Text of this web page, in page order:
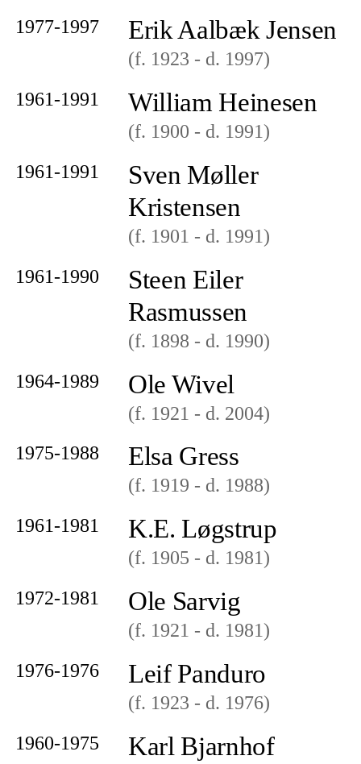
1977-1997 Erik Aalbæk Jensen
(f. 1923 - d. 1997)
1961-1991
William Heinesen
(f. 1900 - d. 1991)
1961-1991
Sven Møller
Kristensen
(f. 1901 - d. 1991)
1961-1990
Steen Eiler
Rasmussen
(f. 1898 - d. 1990)
1964-1989
Ole Wivel
(f. 1921 - d. 2004)
1975-1988
Elsa Gress
(f. 1919 - d. 1988)
1961-1981
K.E. Løgstrup
(f. 1905 - d. 1981)
1972-1981
Ole Sarvig
(f. 1921 - d. 1981)
1976-1976
Leif Panduro
(f. 1923 - d. 1976)
1960-1975
Karl Bjarnhof